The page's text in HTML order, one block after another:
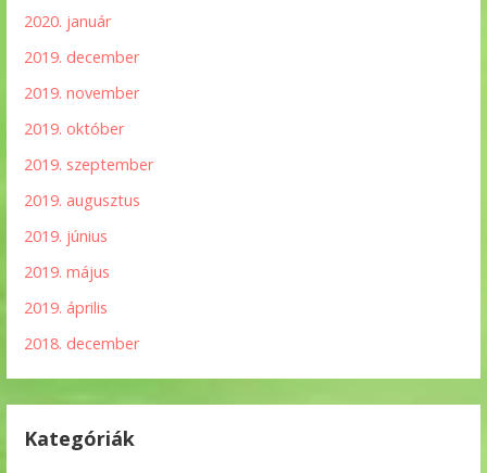
2020. január
2019. december
2019. november
2019. október
2019. szeptember
2019. augusztus
2019. június
2019. május
2019. április
2018. december
Kategóriák